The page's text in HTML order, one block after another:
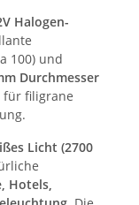
Halogen-
100) und
Durchmesser
für filigrane
Licht (2700
Hotels,